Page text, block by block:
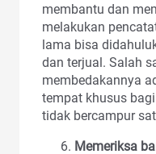
membantu dan
melakukan
lama bisa
dan terjual. Salah
membedakannya
tempat khusus
tidak bercampur
Memeriksa